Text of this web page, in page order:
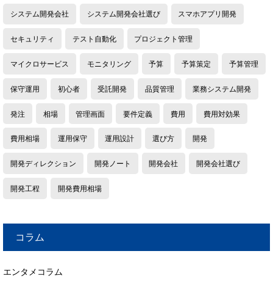
システム開発会社 システム開発会社選び スマホアプリ開発
セキュリティ テスト自動化 プロジェクト管理
マイクロサービス モニタリング 予算 予算策定 予算管理
保守運用 初心者 受託開発 品質管理 業務システム開発
発注 相場 管理画面 要件定義 費用 費用対効果
費用相場 運用保守 運用設計 選び方 開発
開発ディレクション 開発ノート 開発会社 開発会社選び
開発工程 開発費用相場
コラム
エンタメコラム